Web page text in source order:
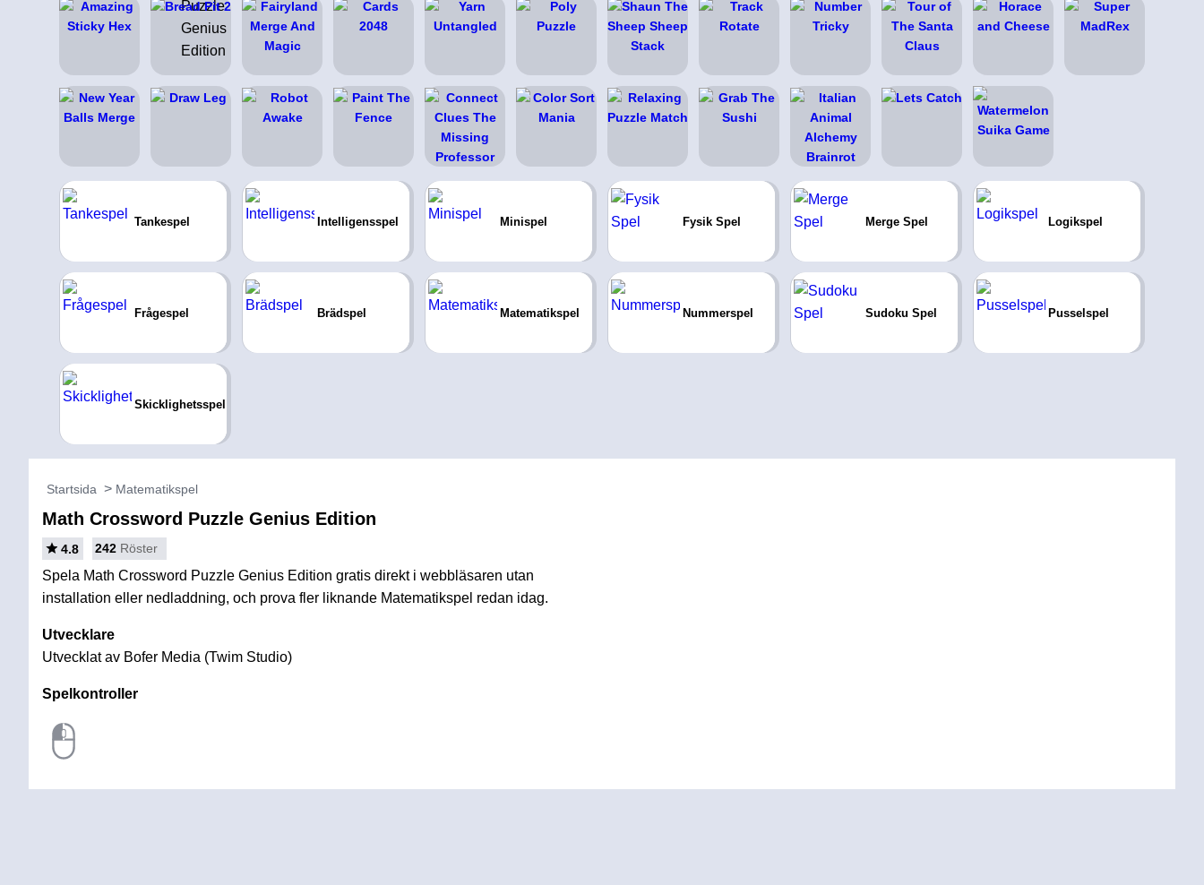
Tankespel Intelligensspel Minispel Fysik Spel Merge Spel Logikspel
Frågespel Brädspel Matematikspel Nummerspel Sudoku Spel Pusselspel
Skicklighetsspel
Startsida Matematikspel
Math Crossword Puzzle Genius Edition
4.8 242 Röster
Spela Math Crossword Puzzle Genius Edition gratis direkt i webbläsaren utan
installation eller nedladdning, och prova fler liknande Matematikspel redan idag.
Utvecklare
Utvecklat av Bofer Media (Twim Studio)
Spelkontroller